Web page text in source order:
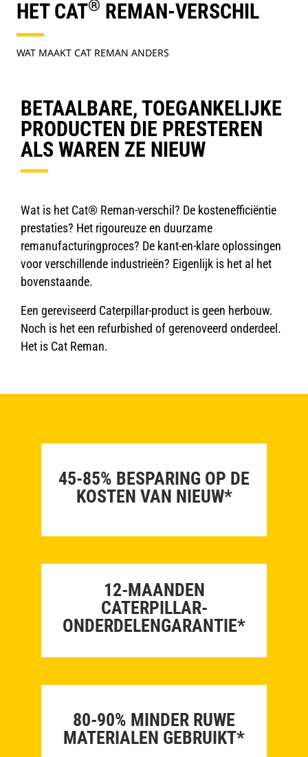
HET CAT® REMAN-VERSCHIL
WAT MAAKT CAT REMAN ANDERS
BETAALBARE, TOEGANKELIJKE
PRODUCTEN DIE PRESTEREN
ALS WAREN ZE NIEUW
Wat is het Cat® Reman-verschil? De kostenefficiëntie
prestaties? Het rigoureuze en duurzame
remanufacturingproces? De kant-en-klare oplossingen
voor verschillende industrieën? Eigenlijk is het al het
bovenstaande.
Een gereviseerd Caterpillar-product is geen herbouw.
Noch is het een refurbished of gerenoveerd onderdeel.
Het is Cat Reman.
45-85% BESPARING OP DE
KOSTEN VAN NIEUW*
12-MAANDEN
CATERPILLAR-
ONDERDELENGARANTIE*
80-90% MINDER RUWE
MATERIALEN GEBRUIKT*